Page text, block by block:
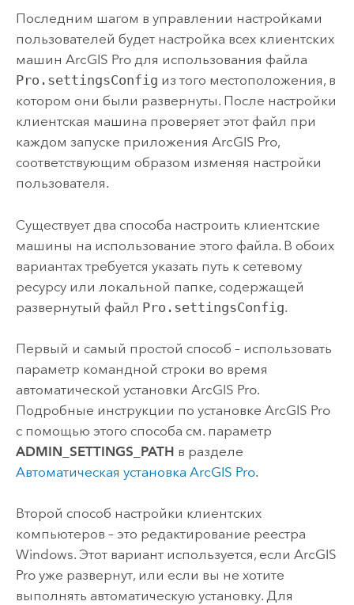
Последним шагом в управлении настройками
пользователей будет настройка всех клиентских
машин ArcGIS Proдля использования файла
Pro.settingsConfig из того местоположения, в
котором они были развернуты. После настройки
клиентская машина проверяет этот файл при
каждом запуске приложения ArcGIS Pro,
соответствующим образом изменяя настройки
пользователя.
Существует два способа настроить клиентские
машины на использование этого файла. В обоих
вариантах требуется указать путь к сетевому
ресурсу или локальной папке, содержащей
развернутый файл Pro.settingsConfig.
Первый и самый простой способ – использовать
параметр командной строки во время
автоматической установки ArcGIS Pro.
Подробные инструкции по установке ArcGIS Pro
с помощью этого способа см. параметр
ADMIN_SETTINGS_PATH в разделе
Автоматическая установка ArcGIS Pro.
Второй способ настройки клиентских
компьютеров – это редактирование реестра
Windows. Этот вариант используется, если ArcGIS
Proуже развернут, или если вы не хотите
выполнять автоматическую установку. Для